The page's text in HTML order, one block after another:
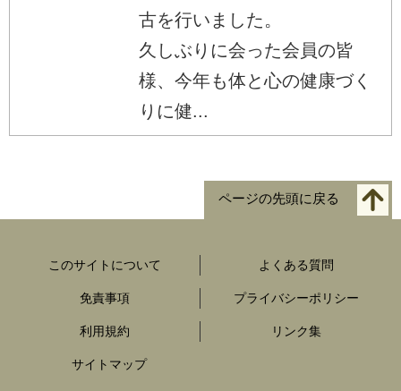
古を行いました。
久しぶりに会った会員の皆
様、今年も体と心の健康づく
りに健...
ページの先頭に戻る
このサイトについて よくある質問
免責事項 プライバシーポリシー
利用規約 リンク集
サイトマップ